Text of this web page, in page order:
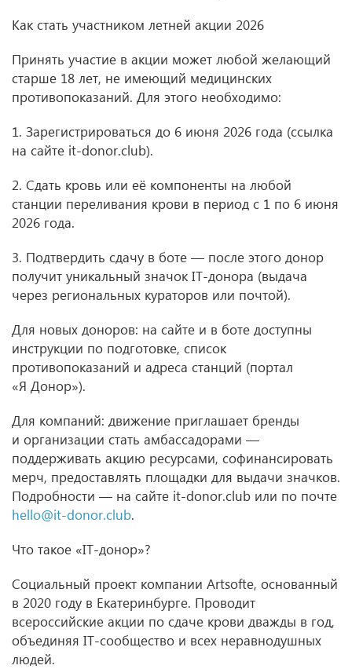
Как стать участником летней акции 2026
Принять участие в акции может любой желающий
старше 18 лет, не имеющий медицинских
противопоказаний. Для этого необходимо:
1. Зарегистрироваться до 6 июня 2026 года (ссылка
на сайте it-donor.club).
2. Сдать кровь или её компоненты на любой
станции переливания крови в период с 1 по 6 июня
2026 года.
3. Подтвердить сдачу в боте — после этого донор
получит уникальный значок IT-донора (выдача
через региональных кураторов или почтой).
Для новых доноров: на сайте и в боте доступны
инструкции по подготовке, список
противопоказаний и адреса станций (портал
«Я Донор»).
Для компаний: движение приглашает бренды
и организации стать амбассадорами —
поддерживать акцию ресурсами, софинансировать
мерч, предоставлять площадки для выдачи значков.
Подробности — на сайте it-donor.club или по почте
hello@it-donor.club.
Что такое «IT-донор»?
Социальный проект компании Artsofte, основанный
в 2020 году в Екатеринбурге. Проводит
всероссийские акции по сдаче крови дважды в год,
объединяя IT-сообщество и всех неравнодушных
людей.